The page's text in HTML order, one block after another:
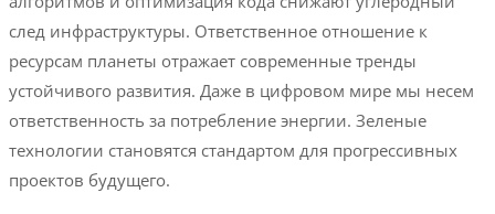
след инфраструктуры. Ответственное отношение к
ресурсам планеты отражает современные тренды
устойчивого развития. Даже в цифровом мире мы несем
ответственность за потребление энергии. Зеленые
технологии становятся стандартом для прогрессивных
проектов будущего.